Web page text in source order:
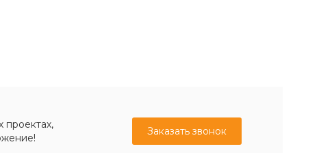
проектах,
Заказать звонок